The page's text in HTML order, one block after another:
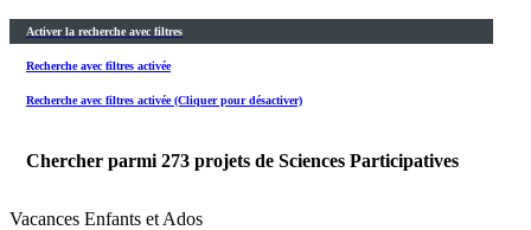
Activer la recherche avec filtres
Recherche avec filtres activée
Recherche avec filtres activée (Cliquer pour désactiver)
Chercher parmi 273 projets de Sciences Participatives
Vacances Enfants et Ados